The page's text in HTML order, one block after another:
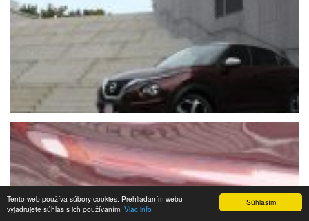
Súhlasím
Tento web používa súbory cookies. Prehliadaním webu
vyjadrujete súhlas s ich používaním. Viac info